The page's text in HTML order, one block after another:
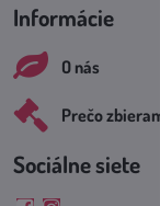
Informácie
O nás
Prečo
Sociálne siete